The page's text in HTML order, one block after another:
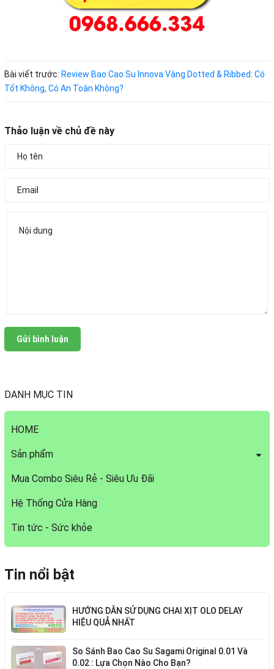
DANH MỤC TIN
HOME
Sản phẩm
Mua Combo Siêu Rẻ - Siêu Ưu Đãi
Hệ Thống Cửa Hàng
Tin tức - Sức khỏe
Tin nổi bật
HƯỚNG DẪN SỬ DỤNG CHAI XỊT OLO DELAY
HIỆU QUẢ NHẤT
So Sánh Bao Cao Su Sagami Original 0.01 Và
0.02 : Lựa Chọn Nào Cho Bạn?
Bài viết trước: Review Bao Cao Su Innova Vàng Dotted & Ribbed: Có
Tốt Không, Có An Toàn Không?
Thảo luận về chủ đề này
Gửi bình luận